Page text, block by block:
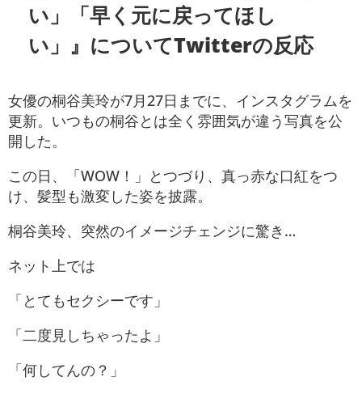
い」「早く元に戻ってほし
い」』についてTwitterの反応
女優の桐谷美玲が7月27日までに、インスタグラムを
更新。いつもの桐谷とは全く雰囲気が違う写真を公
開した。
この日、「WOW！」とつづり、真っ赤な口紅をつ
け、髪型も激変した姿を披露。
桐谷美玲、突然のイメージチェンジに驚き…
ネット上では
「とてもセクシーです」
「二度見しちゃったよ」
「何してんの？」